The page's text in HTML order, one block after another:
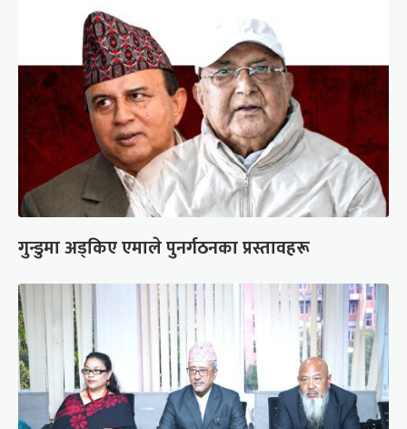
गुन्डुमा अड्किए एमाले पुनर्गठनका प्रस्तावहरू